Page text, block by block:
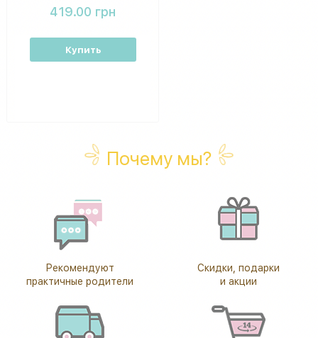
419.00 грн
Купить
Почему мы?
Рекомендуют
практичные родители
Скидки, подарки
и акции